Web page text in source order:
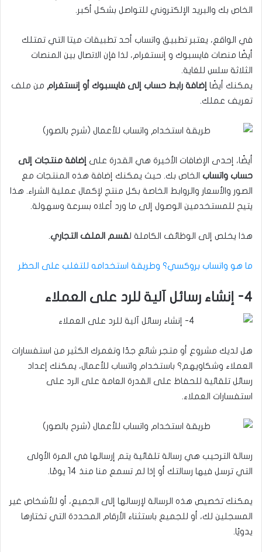
الخاص بك والبريد الإلكتروني للتواصل بشكل أكبر.
في الواقع، يعتبر تطبيق واتساب أحد تطبيقات ميتا التي تمتلك
أيضًا منصات فايسبوك و إنستغرام، لذا فإن الاتصال بين المنصات
الثلاثة سلس للغاية.
يمكنك أيضًا
إضافة رابط حساب إلى فايسبوك أو إنستغرام من ملف
تعريف عملك.
أيضًا، إحدى الإضافات الأخيرة هي القدرة على إضافة منتجات إلى
حساب واتساب الخاص بك. حيث يمكنك إضافة هذه المنتجات مع
الصور والأسعار والروابط الخاصة بكل منتج لإكمال عملية الشراء. هذا
يتيح للمستخدمين الوصول إلى ما ورد أعلاه بسرعة وسهولة.
هذا يخلص إلى الوظائف الكاملة لقسم الملف التجاري.
ما هو واتساب بروكسي؟ وطريقة استخدامه للتغلب على الحظر
4- إنشاء رسائل آلية للرد على العملاء
هل لديك مشروع أو متجر شائع جدًا وتغمرك الكثير من استفسارات
العملاء وشكاويهم؟ باستخدام واتساب للأعمال، يمكنك إعداد
رسائل تلقائية للحفاظ على القدرة العامة على الرد على
استفسارات العملاء.
رسالة الترحيب هي رسالة تلقائية يتم إرسالها في المرة الأولى
التي ترسل فيها رسالتك أو إذا لم تسمع منا منذ 14 يومًا.
يمكنك تخصيص هذه الرسالة لإرسالها إلى الجميع، أو للأشخاص غير
المسجلين لك، أو للجميع باستثناء الأرقام المحددة التي تختارها
يدويًا.